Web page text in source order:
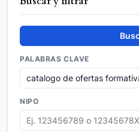
PALABRAS CLAVE
NIPO